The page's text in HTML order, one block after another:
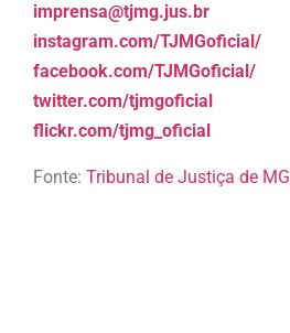
imprensa@tjmg.jus.br
instagram.com/TJMGoficial/
facebook.com/TJMGoficial/
twitter.com/tjmgoficial
flickr.com/tjmg_oficial
Fonte: Tribunal de Justiça de MG